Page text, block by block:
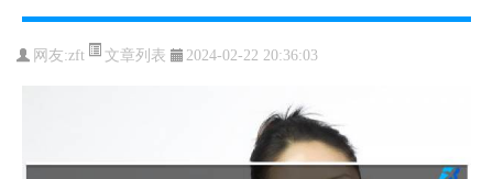
网友:zft 文章列表 2024-02-22 20:36:03